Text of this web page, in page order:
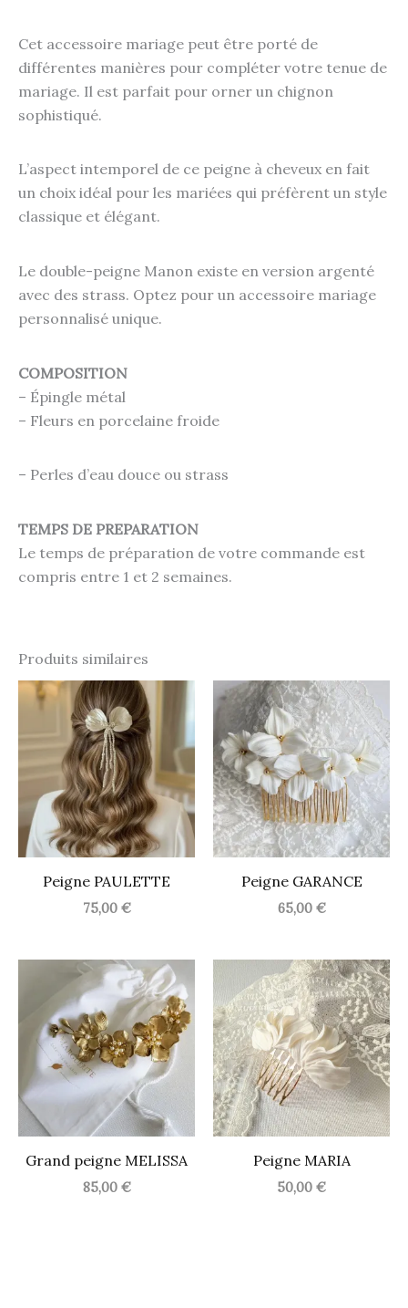
Cet accessoire mariage peut être porté de
différentes manières pour compléter votre tenue de
mariage. Il est parfait pour orner un chignon
sophistiqué.
L’aspect intemporel de ce peigne à cheveux en fait
un choix idéal pour les mariées qui préfèrent un style
classique et élégant.
Le double-peigne Manon existe en version argenté
avec des strass. Optez pour un accessoire mariage
personnalisé unique.
COMPOSITION
– Épingle métal
– Fleurs en porcelaine froide
– Perles d’eau douce ou strass
TEMPS DE PREPARATION
Le temps de préparation de votre commande est
compris entre 1 et 2 semaines.
Produits similaires
Peigne PAULETTE
75,00 €
Peigne GARANCE
65,00 €
Grand peigne MELISSA
85,00 €
Peigne MARIA
50,00 €